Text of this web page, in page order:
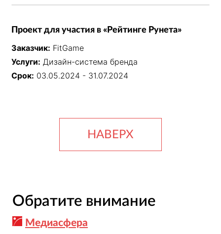
Проект для участия в «Рейтинге Рунета»
Заказчик: FitGame
Услуги: Дизайн-система бренда
Срок: 03.05.2024 - 31.07.2024
НАВЕРХ
Обратите внимание
Медиасфера